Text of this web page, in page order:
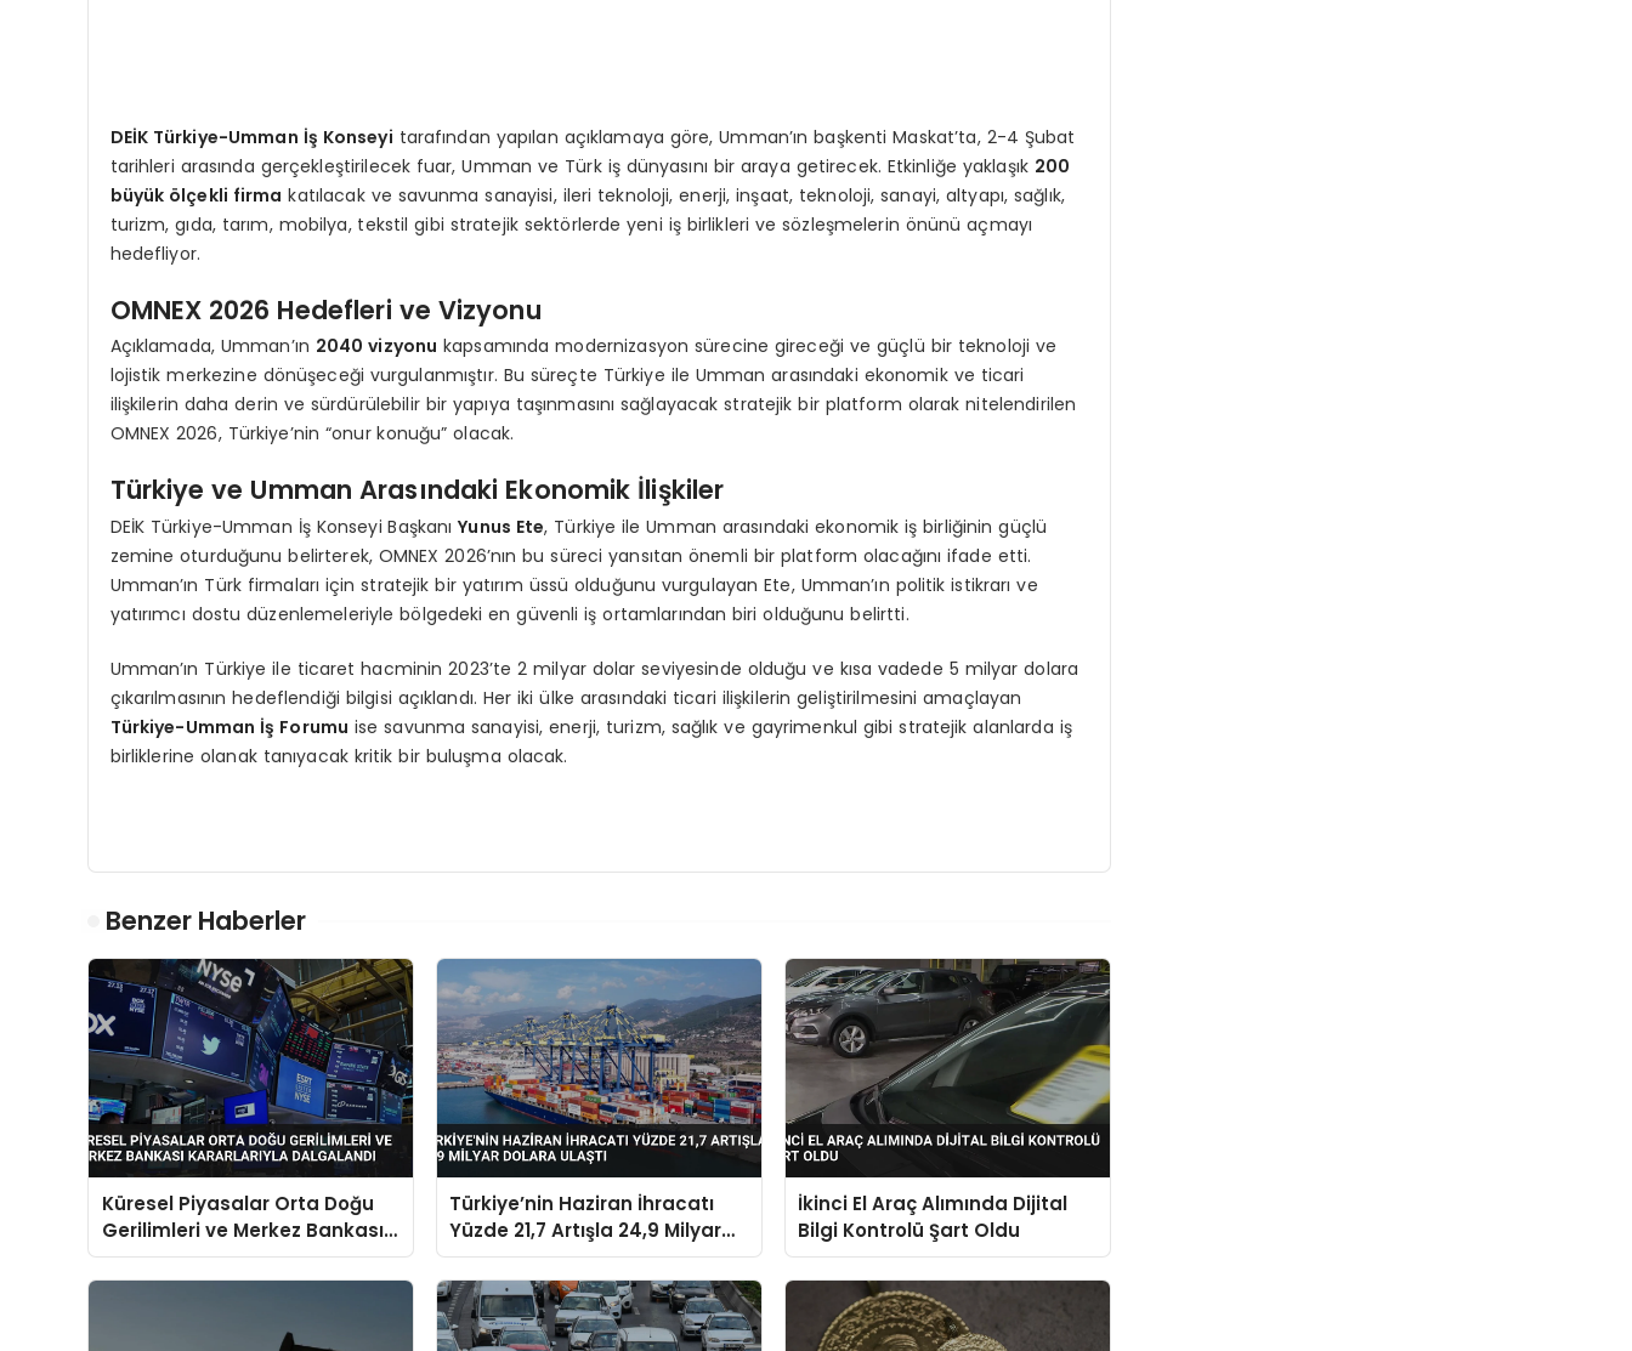
DEİK Türkiye-Umman İş Konseyi tarafından yapılan açıklamaya göre, Umman’ın başkenti Maskat’ta, 2-4 Şubat
tarihleri arasında gerçekleştirilecek fuar, Umman ve Türk iş dünyasını bir araya getirecek. Etkinliğe yaklaşık 200
büyük ölçekli firma katılacak ve savunma sanayisi, ileri teknoloji, enerji, inşaat, teknoloji, sanayi, altyapı, sağlık,
turizm, gıda, tarım, mobilya, tekstil gibi stratejik sektörlerde yeni iş birlikleri ve sözleşmelerin önünü açmayı
hedefliyor.
OMNEX 2026 Hedefleri ve Vizyonu
Açıklamada, Umman’ın 2040 vizyonu kapsamında modernizasyon sürecine gireceği ve güçlü bir teknoloji ve
lojistik merkezine dönüşeceği vurgulanmıştır. Bu süreçte Türkiye ile Umman arasındaki ekonomik ve ticari
ilişkilerin daha derin ve sürdürülebilir bir yapıya taşınmasını sağlayacak stratejik bir platform olarak nitelendirilen
OMNEX 2026, Türkiye’nin “onur konuğu” olacak.
Türkiye ve Umman Arasındaki Ekonomik İlişkiler
DEİK Türkiye-Umman İş Konseyi BaşkanıYunus Ete, Türkiye ile Umman arasındaki ekonomik iş birliğinin güçlü
zemine oturduğunu belirterek, OMNEX 2026’nın bu süreci yansıtan önemli bir platform olacağını ifade etti.
Umman’ın Türk firmaları için stratejik bir yatırım üssü olduğunu vurgulayan Ete, Umman’ın politik istikrarı ve
yatırımcı dostu düzenlemeleriyle bölgedeki en güvenli iş ortamlarından biri olduğunu belirtti.
Umman’ın Türkiye ile ticaret hacminin 2023’te 2 milyar dolar seviyesinde olduğu ve kısa vadede 5 milyar dolara
çıkarılmasının hedeflendiği bilgisi açıklandı. Her iki ülke arasındaki ticari ilişkilerin geliştirilmesini amaçlayan
Türkiye-Umman İş Forumu ise savunma sanayisi, enerji, turizm, sağlık ve gayrimenkul gibi stratejik alanlarda iş
birliklerine olanak tanıyacak kritik bir buluşma olacak.
Benzer Haberler
Küresel Piyasalar Orta Doğu
Gerilimleri ve Merkez Bankası
Kararlarıyla Dalgalandı
Türkiye’nin Haziran İhracatı
Yüzde 21,7 Artışla 24,9 Milyar
Dolara Ulaştı
İkinci El Araç Alımında Dijital
Bilgi Kontrolü Şart Oldu